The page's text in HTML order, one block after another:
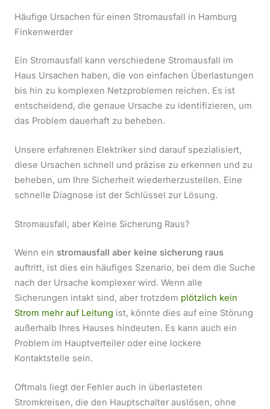
Häufige Ursachen für einen Stromausfall in Hamburg
Finkenwerder
Ein Stromausfall kann verschiedene Stromausfall im
Haus Ursachen haben, die von einfachen Überlastungen
bis hin zu komplexen Netzproblemen reichen. Es ist
entscheidend, die genaue Ursache zu identifizieren, um
das Problem dauerhaft zu beheben.
Unsere erfahrenen Elektriker sind darauf spezialisiert,
diese Ursachen schnell und präzise zu erkennen und zu
beheben, um Ihre Sicherheit wiederherzustellen. Eine
schnelle Diagnose ist der Schlüssel zur Lösung.
Stromausfall, aber Keine Sicherung Raus?
Wenn ein stromausfall aber keine sicherung raus
auftritt, ist dies ein häufiges Szenario, bei dem die Suche
nach der Ursache komplexer wird. Wenn alle
Sicherungen intakt sind, aber trotzdem plötzlich kein
Strom mehr auf Leitung ist, könnte dies auf eine Störung
außerhalb Ihres Hauses hindeuten. Es kann auch ein
Problem im Hauptverteiler oder eine lockere
Kontaktstelle sein.
Oftmals liegt der Fehler auch in überlasteten
Stromkreisen, die den Hauptschalter auslösen, ohne